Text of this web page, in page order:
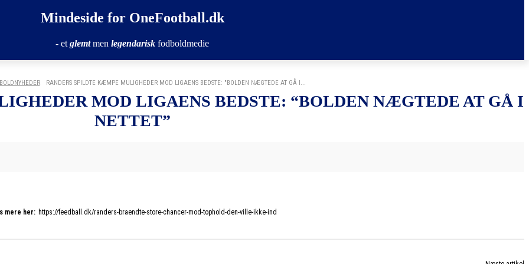
Mindeside for OneFootball.dk
- et glemtmen legendarisk fodboldmedie
RANDERS SPILDTE KÆMPE MULIGHEDER MOD LIGAENS BEDSTE: "BOLDEN NÆGTEDE AT GÅ I...
MOD LIGAENS BEDSTE: “BOLDEN NÆGTEDE AT GÅ I
NETTET”
mere her: https://feedball.dk/randers-braendte-store-chancer-mod-tophold-den-ville-ikke-ind